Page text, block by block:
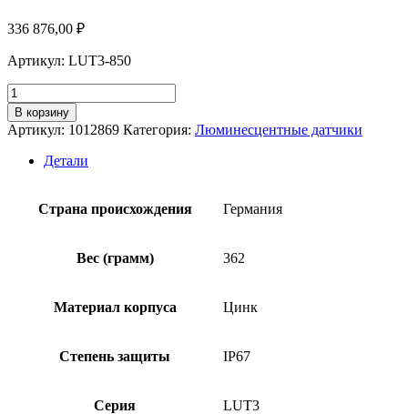
336 876,00 ₽
Артикул: LUT3-850
Количество
товара
Люминесцентный
датчик
SICK
LUT3-
В корзину
Артикул: 1012869 Категория: Люминесцентные датчики
Детали
Страна происхождения Германия
Вес (грамм) 362
Материал корпуса Цинк
Степень защиты IP67
Серия LUT3